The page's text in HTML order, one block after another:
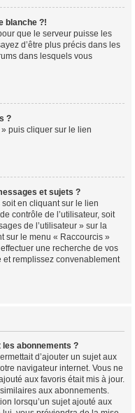
blanche ?!
que le serveur puisse les
d’être plus précis dans les
dans lesquels vous
?
puis cliquer sur le lien
et sujets ?
en cliquant sur le lien
contrôle de l’utilisateur, soit
de l’utilisateur » sur la
sur le menu « Raccourcis »
une recherche de vos
remplissez convenablement
abonnements ?
d’ajouter un sujet aux
navigateur internet. Vous ne
aux favoris était mis à jour.
aux abonnements.
lorsqu’un sujet ajouté aux